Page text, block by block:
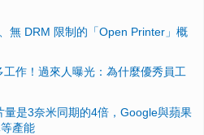
無 DRM 限制的「Open Printer」概
作！過來人曝光：為什麼優秀員工
量是3奈米同期的4倍，Google與蘋果
產能